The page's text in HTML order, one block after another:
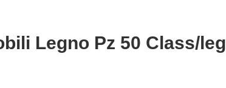
Legno Pz 50 Class/leg